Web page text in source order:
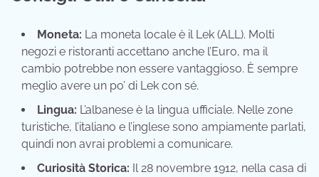
Moneta: La moneta locale è il Lek (ALL). Molti
negozi e ristoranti accettano anche l’Euro, ma il
cambio potrebbe non essere vantaggioso. È sempre
meglio avere un po’ di Lek con sé.
Lingua: L’albanese è la lingua ufficiale. Nelle zone
turistiche, l’italiano e l’inglese sono ampiamente parlati,
quindi non avrai problemi a comunicare.
Curiosità Storica: Il 28 novembre 1912, nella casa di